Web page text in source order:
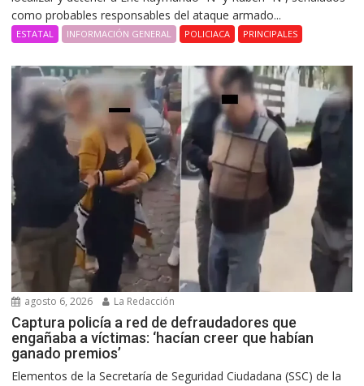
como probables responsables del ataque armado...
ESTATAL INFORMACIÓN GENERAL POLICIACA PRINCIPALES
agosto 6, 2026 La Redacción
Captura policía a red de defraudadores que
engañaba a víctimas: ‘hacían creer que habían
ganado premios’
Elementos de la Secretaría de Seguridad Ciudadana (SSC) de la